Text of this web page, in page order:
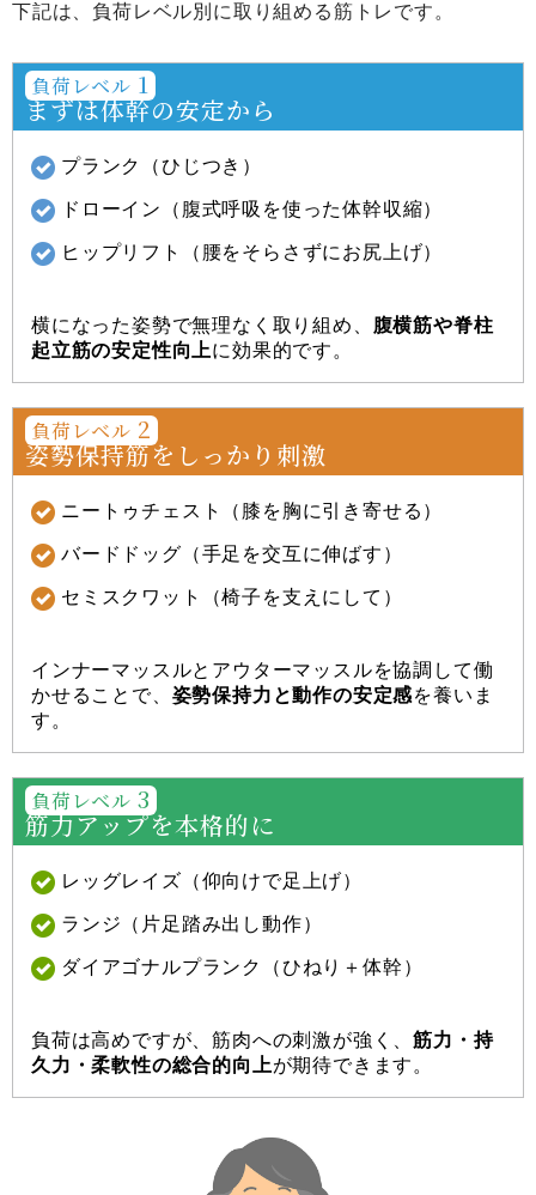
下記は、負荷レベル別に取り組める筋トレです。
負荷レベル 1
まずは体幹の安定から
プランク（ひじつき）
ドローイン（腹式呼吸を使った体幹収縮）
ヒップリフト（腰をそらさずにお尻上げ）
横になった姿勢で無理なく取り組め、 腹横筋や脊柱
起立筋の安定性向上に効果的です。
負荷レベル 2
姿勢保持筋をしっかり刺激
ニートゥチェスト（膝を胸に引き寄せる）
バードドッグ（手足を交互に伸ばす）
セミスクワット（椅子を支えにして）
インナーマッスルとアウターマッスルを協調して働
かせることで、 姿勢保持力と動作の安定感を養いま
す。
負荷レベル 3
筋力アップを本格的に
レッグレイズ（仰向けで足上げ）
ランジ（片足踏み出し動作）
ダイアゴナルプランク（ひねり＋体幹）
負荷は高めですが、筋肉への刺激が強く、筋力・持
久力・柔軟性の総合的向上が期待できます。